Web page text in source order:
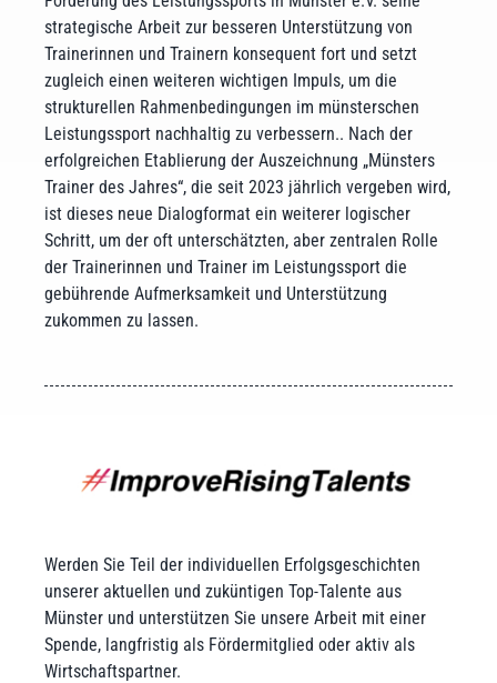
strategische Arbeit zur besseren Unterstützung von
Trainerinnen und Trainern konsequent fort und setzt
zugleich einen weiteren wichtigen Impuls, um die
strukturellen Rahmenbedingungen im münsterschen
Leistungssport nachhaltig zu verbessern.. Nach der
erfolgreichen Etablierung der Auszeichnung „Münsters
Trainer des Jahres“, die seit 2023 jährlich vergeben wird,
ist dieses neue Dialogformat ein weiterer logischer
Schritt, um der oft unterschätzten, aber zentralen Rolle
der Trainerinnen und Trainer im Leistungssport die
gebührende Aufmerksamkeit und Unterstützung
zukommen zu lassen.
Werden Sie Teil der individuellen Erfolgsgeschichten
unserer aktuellen und zuküntigen Top-Talente aus
Münster und unterstützen Sie unsere Arbeit mit einer
Spende, langfristig als Fördermitglied oder aktiv als
Wirtschaftspartner.